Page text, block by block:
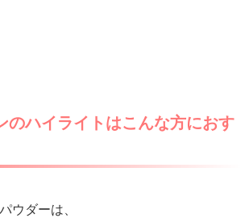
のハイライトはこんな方におす
ウダーは、